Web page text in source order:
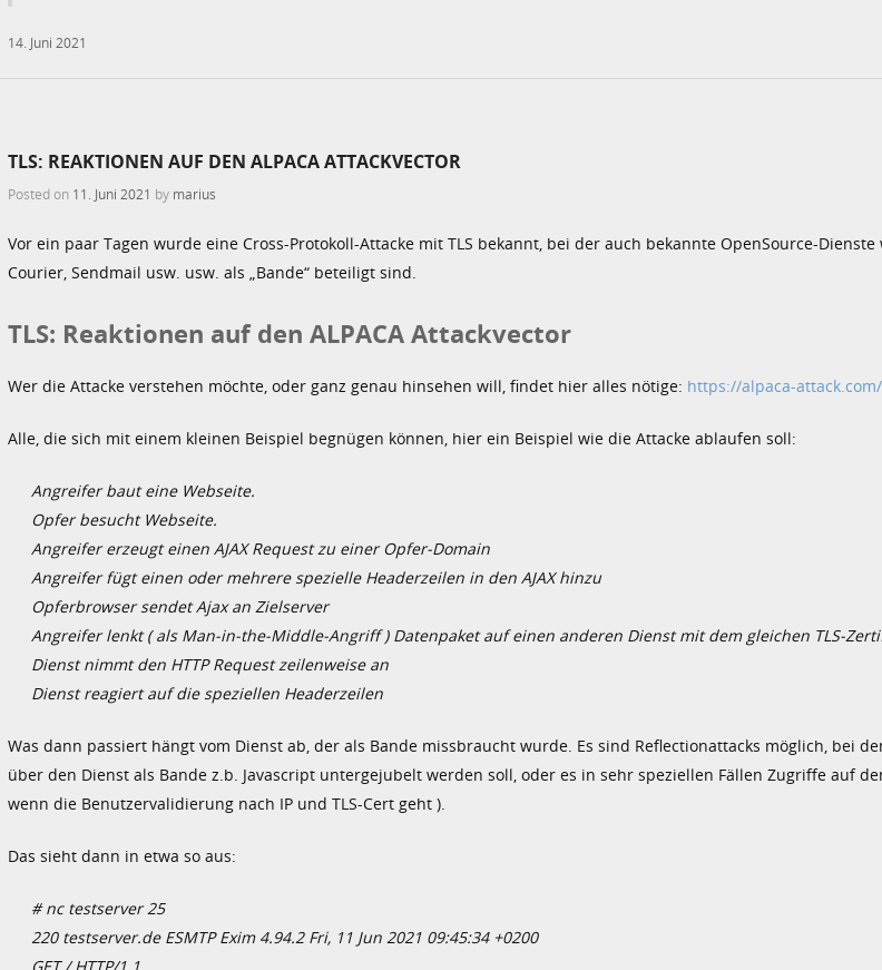
14. Juni 2021
TLS: REAKTIONEN AUF DEN ALPACA ATTACKVECTOR
Posted on 11. Juni 2021 by marius
Vor ein paar Tagen wurde eine Cross-Protokoll-Attacke mit TLS bekannt, bei der auch bekannte OpenSource-Dienste
Courier, Sendmail usw. usw. als „Bande“ beteiligt sind.
TLS: Reaktionen auf den ALPACA Attackvector
Wer die Attacke verstehen möchte, oder ganz genau hinsehen will, findet hier alles nötige: https://alpaca-attack.com/
Alle, die sich mit einem kleinen Beispiel begnügen können, hier ein Beispiel wie die Attacke ablaufen soll:
Angreifer baut eine Webseite.
Opfer besucht Webseite.
Angreifer erzeugt einen AJAX Request zu einer Opfer-Domain
Angreifer fügt einen oder mehrere spezielle Headerzeilen in den AJAX hinzu
Opferbrowser sendet Ajax an Zielserver
Angreifer lenkt ( als Man-in-the-Middle-Angriff ) Datenpaket auf einen anderen Dienst mit dem gleichen TLS-
Dienst nimmt den HTTP Request zeilenweise an
Dienst reagiert auf die speziellen Headerzeilen
Was dann passiert hängt vom Dienst ab, der als Bande missbraucht wurde. Es sind Reflectionattacks möglich, bei
über den Dienst als Bande z.b. Javascript untergejubelt werden soll, oder es in sehr speziellen Fällen Zugriffe auf
wenn die Benutzervalidierung nach IP und TLS-Cert geht ).
Das sieht dann in etwa so aus:
# nc testserver 25
220 testserver.de ESMTP Exim 4.94.2 Fri, 11 Jun 2021 09:45:34 +0200
GET / HTTP/1.1